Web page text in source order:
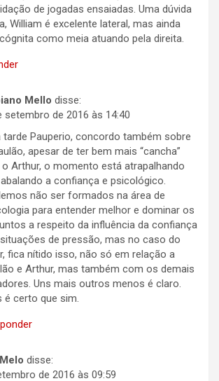
de jogadas ensaiadas. Uma dúvida
William é excelente lateral, mas ainda
como meia atuando pela direita.
Mello disse:
setembro de 2016 às 14:40
tarde Pauperio, concordo também sobre
apesar de ter bem mais “cancha”
o Arthur, o momento está atrapalhando
a confiança e psicológico.
não ser formados na área de
para entender melhor e dominar os
a respeito da influência da confiança
de pressão, mas no caso do
fica nítido isso, não só em relação a
e Arthur, mas também com os demais
Uns mais outros menos é claro.
é certo que sim.
disse:
de 2016 às 09:59